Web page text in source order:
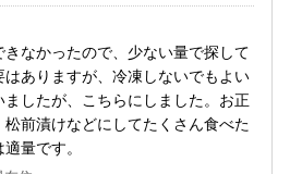
なかったので、少ない量で探して
ありますが、冷凍しないでもよい
したが、こちらにしました。お正
松前漬けなどにしてたくさん食べた
量です。